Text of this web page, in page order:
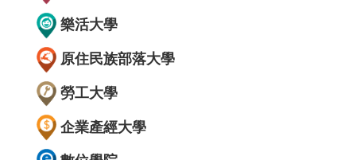
樂活大學
原住民族部落大學
勞工大學
企業產經大學